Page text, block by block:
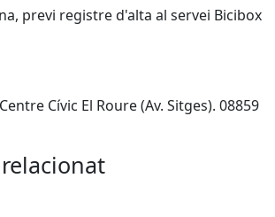
previ registre d'alta al servei Bicibox
Cívic El Roure (Av. Sitges). 08859